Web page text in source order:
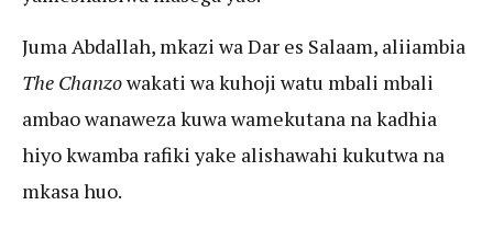
Juma Abdallah, mkazi wa Dar es Salaam, aliiambia
The Chanzowakati wa kuhoji watu mbali mbali
ambao wanaweza kuwa wamekutana na kadhia
hiyo kwamba rafiki yake alishawahi kukutwa na
mkasa huo.